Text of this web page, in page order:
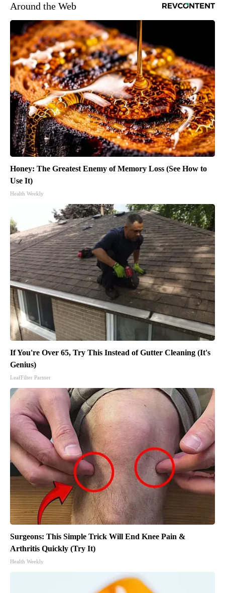
Around the Web
Honey: The Greatest Enemy of Memory Loss (See How to
Use It)
Health Weekly
If You're Over 65, Try This Instead of Gutter Cleaning (It's
Genius)
LeafFilter Partner
Surgeons: This Simple Trick Will End Knee Pain &
Arthritis Quickly (Try It)
Health Weekly